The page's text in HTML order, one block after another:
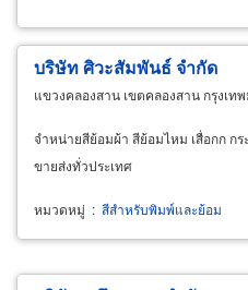
บริษัท ศิวะสัมพันธ์ จำกัด
แขวงคลองสาน เขตคลองสาน กรุงเท
จำหน่ายสีย้อมผ้า สีย้อมไหม เสื่อกก ก
ขายส่งทั่วประเทศ
หมวดหมู่ : สีสำหรับพิมพ์และย้อม